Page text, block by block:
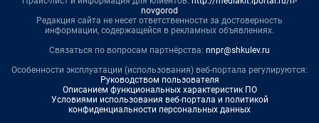
novgorod
Редакция сайта не несет ответственности за достоверность
информации, содержащейся в рекламных объявлениях.
Связаться по вопросам партнёрства: nnpr@shkulev.ru
Особенности эксплуатации (использования) веб-портала регулируются:
Руководством пользователя
Описанием функциональных характеристик ПО
Условиями использования веб-портала и политикой
конфиденциальности персональных данных